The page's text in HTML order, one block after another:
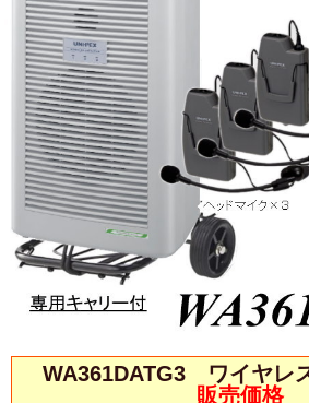
WA361DATG3 ワイヤレ
販売価格